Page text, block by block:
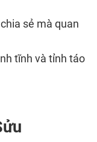
sẻ mà quan
tĩnh và tỉnh táo